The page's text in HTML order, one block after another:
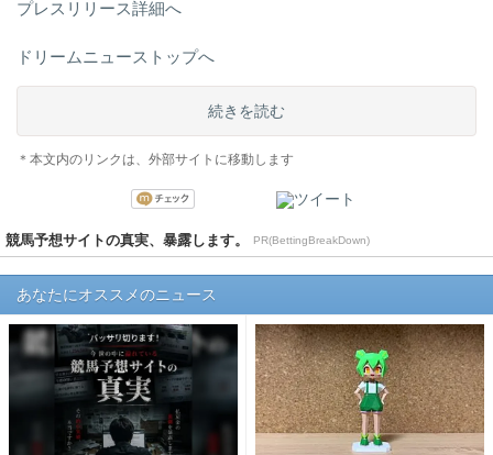
プレスリリース詳細へ
ドリームニューストップへ
続きを読む
＊本文内のリンクは、外部サイトに移動します
競馬予想サイトの真実、暴露します。 PR(BettingBreakDown)
あなたにオススメのニュース